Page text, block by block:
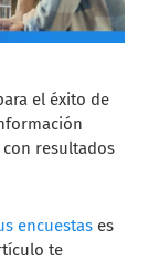
el éxito de
resultados
encuestas es
te